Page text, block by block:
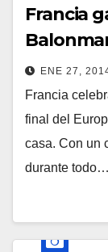
Francia
ENE 27,
Francia
final del
casa. Con un
durante todo…